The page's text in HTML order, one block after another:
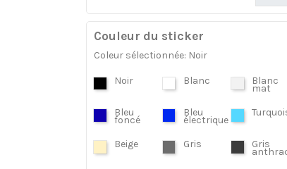
Couleur du sticker
Coleur sélectionnée: Noir
Noir Blanc Blanc
mat
Bleu
foncé
Bleu
électrique
Beige Gris Gris